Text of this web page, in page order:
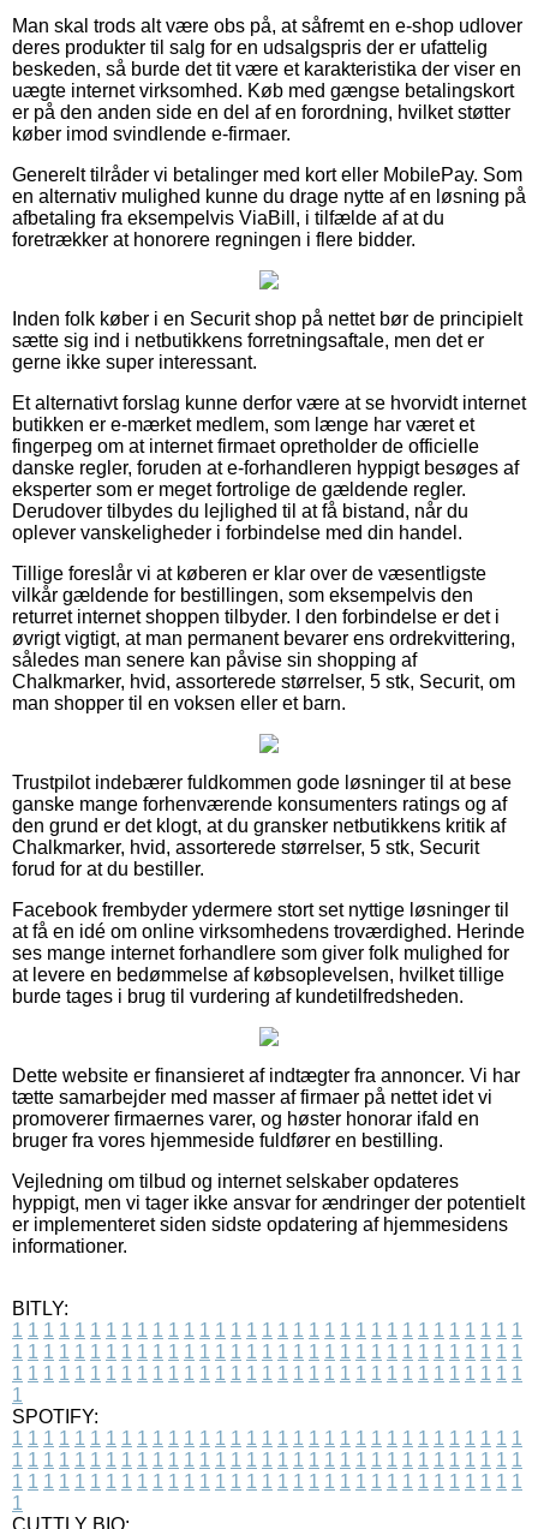
Man skal trods alt være obs på, at såfremt en e-shop udlover
deres produkter til salg for en udsalgspris der er ufattelig
beskeden, så burde det tit være et karakteristika der viser en
uægte internet virksomhed. Køb med gængse betalingskort
er på den anden side en del af en forordning, hvilket støtter
køber imod svindlende e-firmaer.
Generelt tilråder vi betalinger med kort eller MobilePay. Som
en alternativ mulighed kunne du drage nytte af en løsning på
afbetaling fra eksempelvis ViaBill, i tilfælde af at du
foretrækker at honorere regningen i flere bidder.
Inden folk køber i en Securit shop på nettet bør de principielt
sætte sig ind i netbutikkens forretningsaftale, men det er
gerne ikke super interessant.
Et alternativt forslag kunne derfor være at se hvorvidt internet
butikken er e-mærket medlem, som længe har været et
fingerpeg om at internet firmaet opretholder de officielle
danske regler, foruden at e-forhandleren hyppigt besøges af
eksperter som er meget fortrolige de gældende regler.
Derudover tilbydes du lejlighed til at få bistand, når du
oplever vanskeligheder i forbindelse med din handel.
Tillige foreslår vi at køberen er klar over de væsentligste
vilkår gældende for bestillingen, som eksempelvis den
returret internet shoppen tilbyder. I den forbindelse er det i
øvrigt vigtigt, at man permanent bevarer ens ordrekvittering,
således man senere kan påvise sin shopping af
Chalkmarker, hvid, assorterede størrelser, 5 stk, Securit, om
man shopper til en voksen eller et barn.
Trustpilot indebærer fuldkommen gode løsninger til at bese
ganske mange forhenværende konsumenters ratings og af
den grund er det klogt, at du gransker netbutikkens kritik af
Chalkmarker, hvid, assorterede størrelser, 5 stk, Securit
forud for at du bestiller.
Facebook frembyder ydermere stort set nyttige løsninger til
at få en idé om online virksomhedens troværdighed. Herinde
ses mange internet forhandlere som giver folk mulighed for
at levere en bedømmelse af købsoplevelsen, hvilket tillige
burde tages i brug til vurdering af kundetilfredsheden.
Dette website er finansieret af indtægter fra annoncer. Vi har
tætte samarbejder med masser af firmaer på nettet idet vi
promoverer firmaernes varer, og høster honorar ifald en
bruger fra vores hjemmeside fuldfører en bestilling.
Vejledning om tilbud og internet selskaber opdateres
hyppigt, men vi tager ikke ansvar for ændringer der potentielt
er implementeret siden sidste opdatering af hjemmesidens
informationer.
BITLY:
1 1 1 1 1 1 1 1 1 1 1 1 1 1 1 1 1 1 1 1 1 1 1 1 1 1 1 1 1 1 1 1 1
1 1 1 1 1 1 1 1 1 1 1 1 1 1 1 1 1 1 1 1 1 1 1 1 1 1 1 1 1 1 1 1 1
1 1 1 1 1 1 1 1 1 1 1 1 1 1 1 1 1 1 1 1 1 1 1 1 1 1 1 1 1 1 1 1 1
1
SPOTIFY:
1 1 1 1 1 1 1 1 1 1 1 1 1 1 1 1 1 1 1 1 1 1 1 1 1 1 1 1 1 1 1 1 1
1 1 1 1 1 1 1 1 1 1 1 1 1 1 1 1 1 1 1 1 1 1 1 1 1 1 1 1 1 1 1 1 1
1 1 1 1 1 1 1 1 1 1 1 1 1 1 1 1 1 1 1 1 1 1 1 1 1 1 1 1 1 1 1 1 1
1
CUTTLY BIO: